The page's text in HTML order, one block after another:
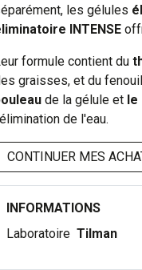
les gélules
INTENSE
formule contient du
graisses, et du
de la gélule et le
de l'eau.
CONTINUER MES
INFORMATIONS
Laboratoire Tilman